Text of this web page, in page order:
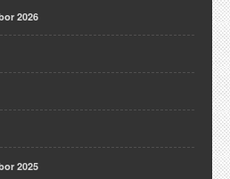
2026
2025